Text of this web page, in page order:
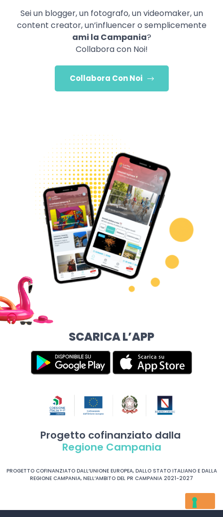
Sei un blogger, un fotografo, un videomaker, un
content creator, un’influencer o semplicemente
ami la Campania?
Collabora con Noi!
Collabora Con Noi
SCARICA L’APP
Progetto cofinanziato dalla
Regione Campania
PROGETTO COFINANZIATO DALL’UNIONE EUROPEA, DALLO STATO ITALIANO E DALLA
REGIONE CAMPANIA, NELL’AMBITO DEL PR CAMPANIA 2021-2027